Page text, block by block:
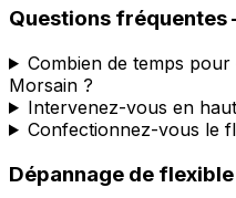
Questions
Combien de temps
Morsain ?
Intervenez-vous en
Confectionnez-vous le
Dépannage de